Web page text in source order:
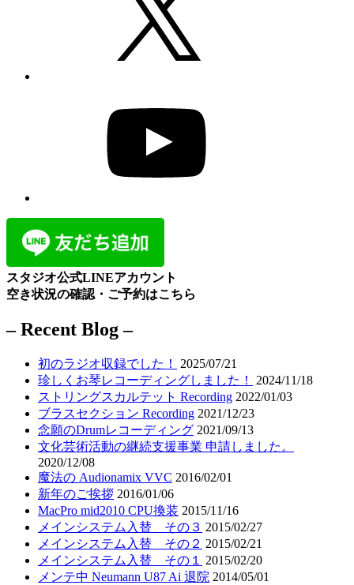
スタジオ公式LINEアカウント
空き状況の確認・ご予約はこちら
– Recent Blog –
初のラジオ収録でした！
2025/07/21
珍しくお琴レコーディングしました！
2024/11/18
ストリングスカルテット Recording 2022/01/03
ブラスセクション Recording 2021/12/23
念願のDrumレコーディング 2021/09/13
文化芸術活動の継続支援事業 申請しました。
2020/12/08
魔法の Audionamix VVC 2016/02/01
新年のご挨拶 2016/01/06
MacPro mid2010 CPU換装 2015/11/16
メインシステム入替 その３ 2015/02/27
メインシステム入替 その２ 2015/02/21
メインシステム入替 その１
2015/02/20
メンテ中 Neumann U87 Ai 退院 2014/05/01